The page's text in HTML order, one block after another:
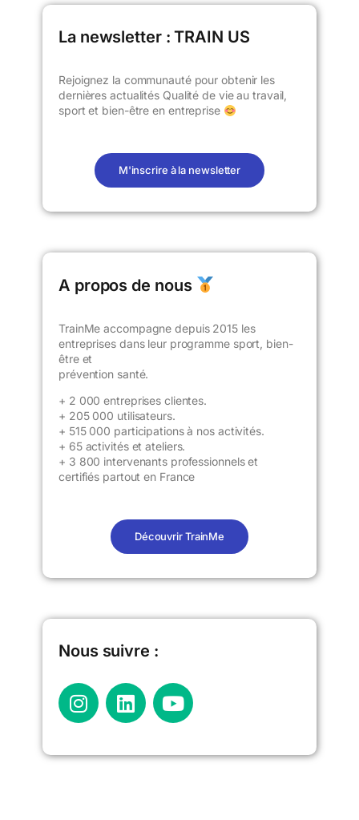
La newsletter : TRAIN US​
Rejoignez la communauté pour obtenir les
dernières actualités Qualité de vie au travail,
sport et bien-être en entreprise
M'inscrire à la newsletter
A propos de nous
TrainMe accompagne depuis 2015 les
entreprises dans leur programme sport, bien-
être et
prévention santé.
+ 2 000 entreprises clientes.
+ 205 000 utilisateurs.
+ 515 000 participations à nos activités.
+ 65 activités et ateliers.
+ 3 800 intervenants professionnels et
certifiés partout en France
Découvrir TrainMe
Nous suivre :​